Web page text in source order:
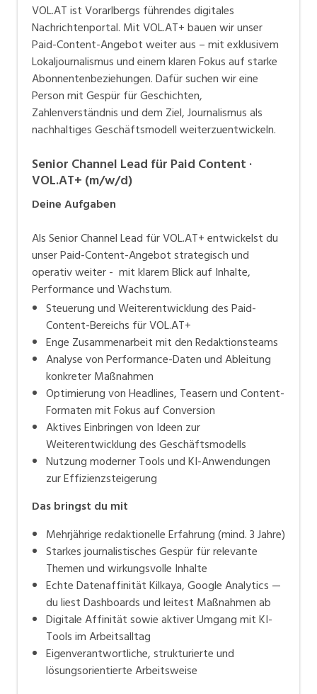
Sicherheit, Rettung, Polizei, Zoll
VOL.AT ist Vorarlbergs führendes digitales
Nachrichtenportal. Mit VOL.AT+ bauen wir unser
Paid-Content-Angebot weiter aus – mit exklusivem
Lokaljournalismus und einem klaren Fokus auf starke
Abonnentenbeziehungen. Dafür suchen wir eine
Person mit Gespür für Geschichten,
Zahlenverständnis und dem Ziel, Journalismus als
nachhaltiges Geschäftsmodell weiterzuentwickeln.
Senior Channel Lead für Paid Content ·
VOL.AT+ (m/w/d)
Deine Aufgaben
Als Senior Channel Lead für VOL.AT+ entwickelst du
unser Paid-Content-Angebot strategisch und
operativ weiter - mit klarem Blick auf Inhalte,
Performance und Wachstum.
Steuerung und Weiterentwicklung des Paid-
Content-Bereichs für VOL.AT+
Enge Zusammenarbeit mit den Redaktionsteams
Analyse von Performance-Daten und Ableitung
konkreter Maßnahmen
Optimierung von Headlines, Teasern und Content-
Formaten mit Fokus auf Conversion
Aktives Einbringen von Ideen zur
Weiterentwicklung des Geschäftsmodells
Nutzung moderner Tools und KI-Anwendungen
zur Effizienzsteigerung
Das bringst du mit
Mehrjährige redaktionelle Erfahrung (mind. 3 Jahre)
Starkes journalistisches Gespür für relevante
Themen und wirkungsvolle Inhalte
Echte Datenaffinität Kilkaya, Google Analytics —
du liest Dashboards und leitest Maßnahmen ab
Digitale Affinität sowie aktiver Umgang mit KI-
Tools im Arbeitsalltag
Eigenverantwortliche, strukturierte und
lösungsorientierte Arbeitsweise